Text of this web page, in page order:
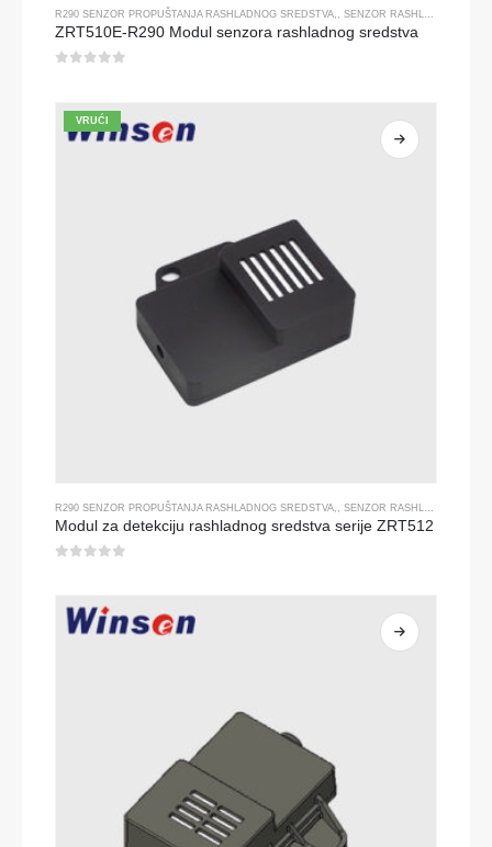
R290 SENZOR PROPUŠTANJA RASHLADNOG SREDSTVA SENZOR RASHLADNOG PLINA
ZRT510E-R290 Modul senzora rashladnog sredstva
VRUĆI
R290 SENZOR PROPUŠTANJA RASHLADNOG SREDSTVA SENZOR RASHLADNOG PLINA
Modul za detekciju rashladnog sredstva serije ZRT512